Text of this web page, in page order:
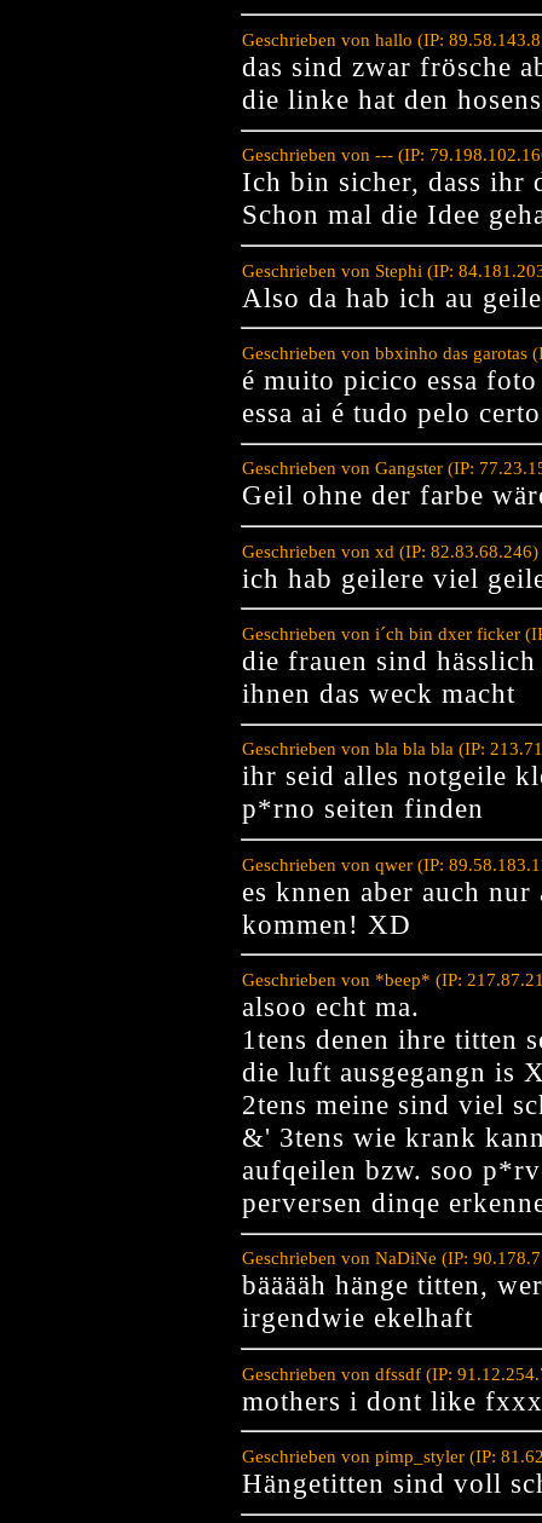
Geschrieben von hallo (IP:
das sind zwar frösche
die linke hat den
Geschrieben von --- (IP:
Ich bin sicher, dass ihr
Schon mal die Idee
Geschrieben von Stephi (IP:
Also da hab ich au
Geschrieben von bbxinho das garotas
é muito picico essa
essa ai é tudo pelo certo
Geschrieben von Gangster (IP:
Geil ohne der farbe
Geschrieben von xd (IP:
ich hab geilere viel
Geschrieben von i´ch bin dxer ficker
die frauen sind
ihnen das weck macht
Geschrieben von bla bla bla (IP:
ihr seid alles notgeile
p*rno seiten finden
Geschrieben von qwer (IP:
es knnen aber auch
kommen! XD
Geschrieben von *beep* (IP:
alsoo echt ma.
1tens denen ihre titten
die luft ausgegangn is
2tens meine sind viel
&' 3tens wie krank
aufqeilen bzw. soo
perversen dinqe
Geschrieben von NaDiNe (IP:
bääääh hänge titten,
irgendwie ekelhaft
Geschrieben von dfssdf (IP:
mothers i dont like fxxx
Geschrieben von pimp_styler (IP:
Hängetitten sind voll